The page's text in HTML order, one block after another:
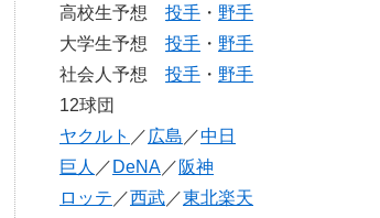
高校生予想 投手 ・ 野手
大学生予想 投手 ・ 野手
社会人予想 投手 ・ 野手
12球団
ヤクルト ／ 広島 ／中日
巨人 ／ DeNA ／ 阪神
ロッテ ／西武 ／東北楽天